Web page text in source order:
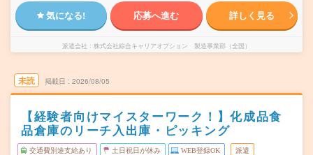
気になる! 応募へ進む 詳しく見る
派遣会社 株式会社綜合キャリアオプション 製造事業部（全国）
未読 掲載日 2026/08/05
【経験者向けマイスターワーク！】化成品食
品倉庫のリーチ入出庫・ピッキング
交通費別途支給あり 土日祝日が休み WEB登録OK 派遣